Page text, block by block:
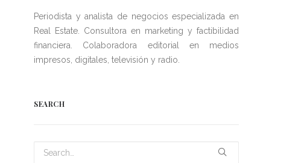
Periodista y analista de negocios especializada en
Real Estate. Consultora en marketing y factibilidad
financiera. Colaboradora editorial en medios
impresos, digitales, televisión y radio.
SEARCH